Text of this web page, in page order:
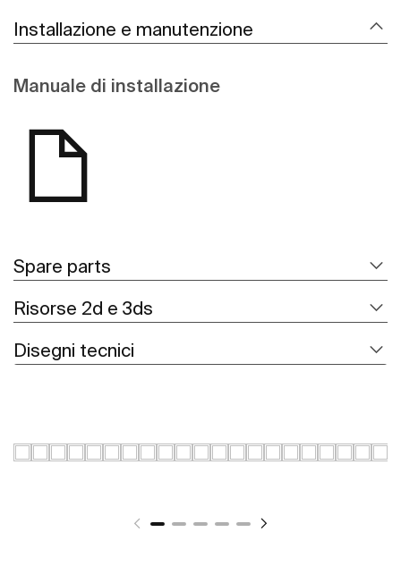
Installazione e manutenzione
Manuale di installazione
Spare parts
Risorse 2d e 3ds
Disegni tecnici